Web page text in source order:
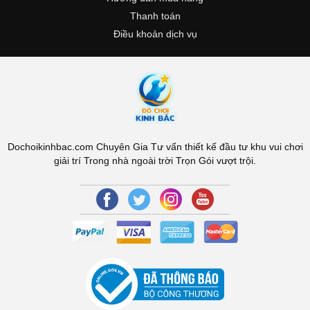
Thanh toán
Điều khoản dịch vụ
Dochoikinhbac.com Chuyên Gia Tư vấn thiết kế đầu tư khu vui chơi
giải trí Trong nhà ngoài trời Trọn Gói vượt trội.